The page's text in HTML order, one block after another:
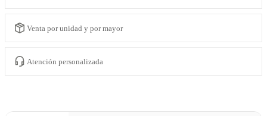
Venta por unidad y por mayor
Atención personalizada